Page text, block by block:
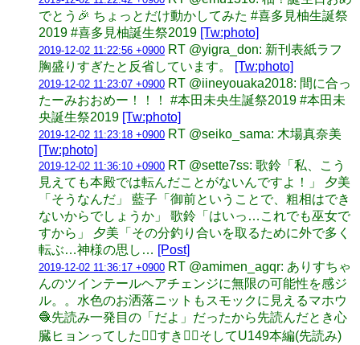
でとう🎉 ちょっとだけ動かしてみた #喜多見柚生誕祭
2019 #喜多見柚誕生祭2019 [Tw:photo]
2019-12-02 11:22:56 +0900 RT @yigra_don: 新刊表紙ラフ
胸盛りすぎたと反省しています。
[Tw:photo]
2019-12-02 11:23:07 +0900 RT @iineyouaka2018: 間に合っ
たーみおおめー！！！ #本田未央生誕祭2019 #本田未
央誕生祭2019 [Tw:photo]
2019-12-02 11:23:18 +0900 RT @seiko_sama: 木場真奈美
[Tw:photo]
2019-12-02 11:36:10 +0900 RT @sette7ss: 歌鈴「私、こう
見えても本殿では転んだことがないんですよ！」 夕美
「そうなんだ」 藍子「御前ということで、粗相はでき
ないからでしょうか」 歌鈴「はいっ…これでも巫女で
すから」 夕美「その分釣り合いを取るために外で多く
転ぶ…神様の思し… [Post]
2019-12-02 11:36:17 +0900 RT @amimen_agqr: ありすちゃ
んのツインテールヘアチェンジに無限の可能性を感ジ
ル。。水色のお洒落ニットもスモックに見えるマホウ
🧶先読み一発目の「だよ」だったから先読んだとき心
臓ヒョンってした🤦‍♀️すき🤦‍♀️そしてU149本編(先読み)